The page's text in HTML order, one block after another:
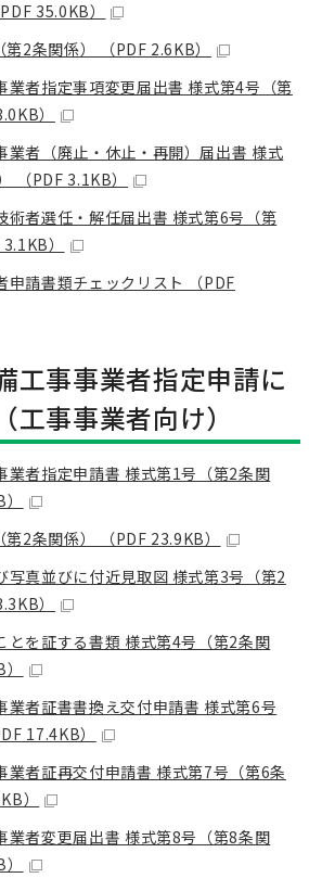
35.0KB）
2条関係） （PDF 2.6KB）
業者指定事項変更届出書 様式第4号（第
）
業者（廃止・休止・再開）届出書 様式
（PDF 3.1KB）
術者選任・解任届出書 様式第6号（第
）
申請書類チェックリスト （PDF
工事事業者指定申請に
工事事業者向け）
業者指定申請書 様式第1号（第2条関
2条関係） （PDF 23.9KB）
写真並びに付近見取図 様式第3号（第2
）
とを証する書類 様式第4号（第2条関
業者証書書換え交付申請書 様式第6号
17.4KB）
業者証再交付申請書 様式第7号（第6条
）
業者変更届出書 様式第8号（第8条関